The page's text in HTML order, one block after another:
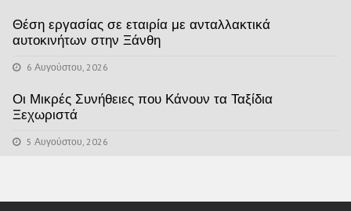
Θέση εργασίας σε εταιρία με ανταλλακτικά
αυτοκινήτων στην Ξάνθη
6 Αυγούστου, 2026
Οι Μικρές Συνήθειες που Κάνουν τα Ταξίδια
Ξεχωριστά
5 Αυγούστου, 2026